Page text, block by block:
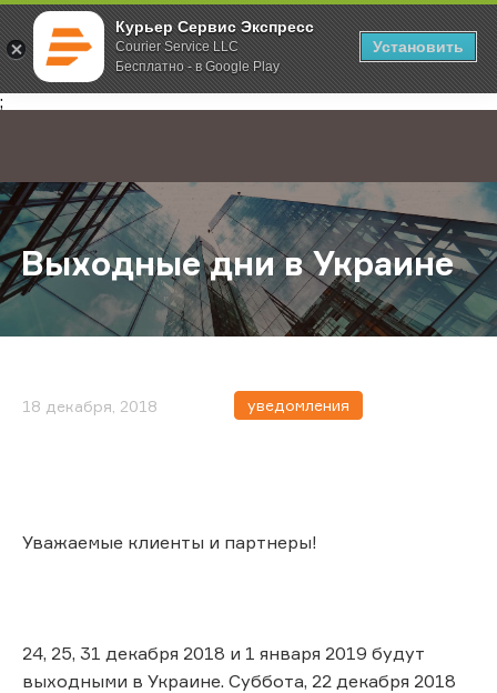
Курьер Сервис Экспресс
Courier Service LLC
Бесплатно - в Google Play
Установить
;
Главная О компании Новости Выходные дни в Украине
Выходные дни в Украине
18 декабря, 2018 уведомления
Уважаемые клиенты и партнеры!
24, 25, 31 декабря 2018 и 1 января 2019 будут
выходными в Украине. Суббота, 22 декабря 2018